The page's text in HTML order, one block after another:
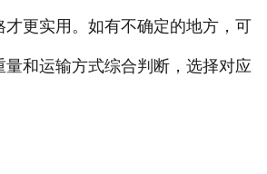
才更实用。如有不确定的地方，可
量和运输方式综合判断，选择对应